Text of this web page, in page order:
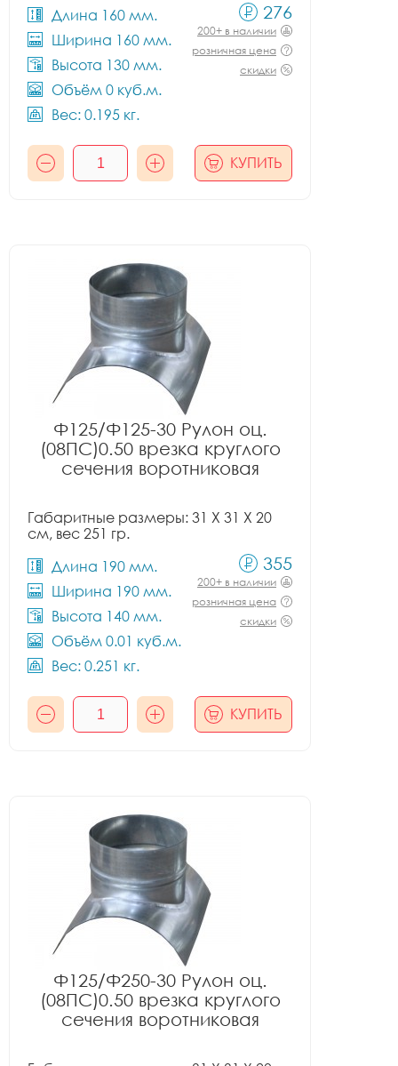
Длина 160 мм.
Ширина 160 мм.
Высота 130 мм.
Объём 0 куб.м.
Вес: 0.195 кг.
276
200+ в наличии
розничная цена
скидки
КУПИТЬ
Ф125/Ф125-30 Рулон оц.
(08ПС)0.50 врезка круглого
сечения воротниковая
Габаритные размеры: 31 X 31 X 20
см, вес 251 гр.
Длина 190 мм.
Ширина 190 мм.
Высота 140 мм.
Объём 0.01 куб.м.
Вес: 0.251 кг.
355
200+ в наличии
розничная цена
скидки
КУПИТЬ
Ф125/Ф250-30 Рулон оц.
(08ПС)0.50 врезка круглого
сечения воротниковая